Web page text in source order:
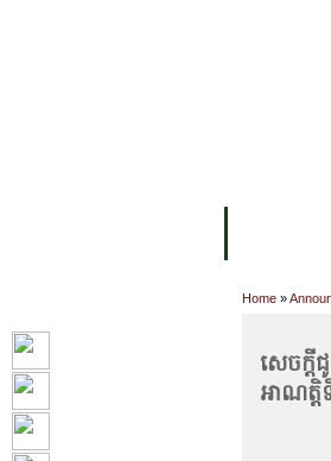
Home »
សេចក្តី
អាណត្តិ